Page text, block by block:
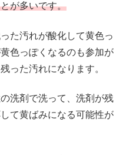
が多いです。
た汚れが酸化して黄色っ
色っぽくなるのも参加が
った汚れになります。
洗剤で洗って、洗剤が残
て黄ばみになる可能性が